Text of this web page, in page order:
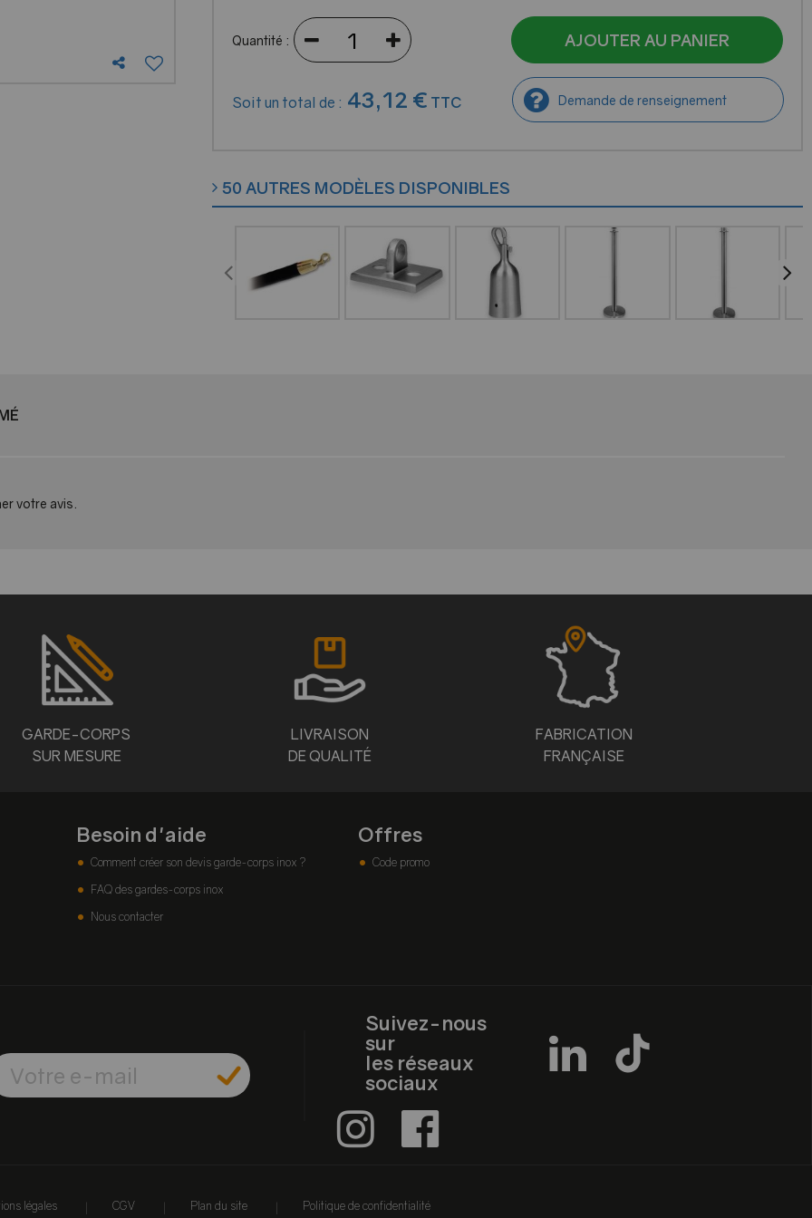
Quantité : AJOUTER AU PANIER
Soit un total de : 43,12 € TTC Demande de renseignement
50 AUTRES MODÈLES DISPONIBLES
votre avis.
GARDE-CORPS
SUR MESURE
LIVRAISON
DE QUALITÉ
FABRICATION
FRANÇAISE
Besoin d'aide
Comment créer son devis garde-corps inox ?
FAQ des gardes-corps inox
Nous contacter
Offres
Code promo
Suivez-nous
sur
les réseaux
sociaux
légales | CGV | Plan du site | Politique de confidentialité